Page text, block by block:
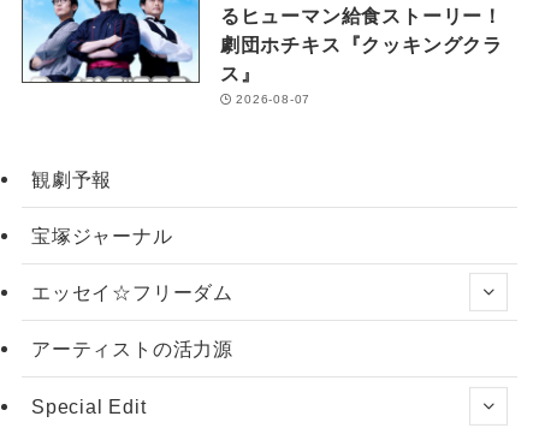
るヒューマン給食ストーリー！
劇団ホチキス『クッキングクラ
ス』
2026-08-07
観劇予報
宝塚ジャーナル
エッセイ☆フリーダム
アーティストの活力源
Special Edit